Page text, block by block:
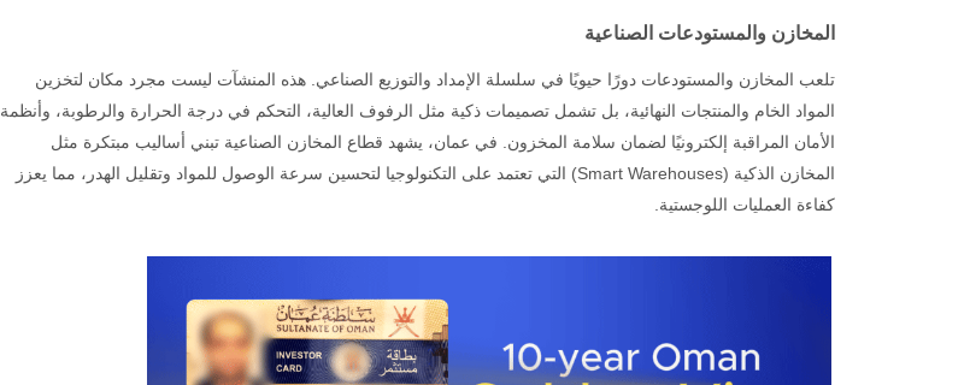
المخازن والمستودعات الصناعية
تلعب المخازن والمستودعات دورًا حيويًا في سلسلة الإمداد والتوزيع الصناعي. هذه المنشآت ليست مجرد مكان لتخزين
المواد الخام والمنتجات النهائية، بل تشمل تصميمات ذكية مثل الرفوف العالية، التحكم في درجة الحرارة والرطوبة، وأنظمة
الأمان المراقبة إلكترونيًا لضمان سلامة المخزون. في عمان، يشهد قطاع المخازن الصناعية تبني أساليب مبتكرة مثل
المخازن الذكية (Smart Warehouses) التي تعتمد على التكنولوجيا لتحسين سرعة الوصول للمواد وتقليل الهدر، مما يعزز
كفاءة العمليات اللوجستية.